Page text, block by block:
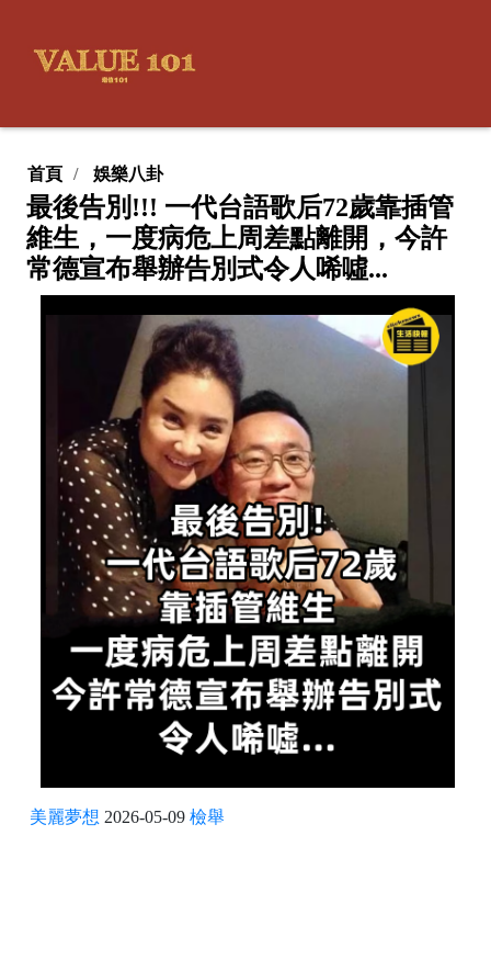
首頁 娛樂八卦
最後告別!!! 一代台語歌后72歲靠插管
維生，一度病危上周差點離開，今許
常德宣布舉辦告別式令人唏噓...
美麗夢想 2026-05-09 檢舉